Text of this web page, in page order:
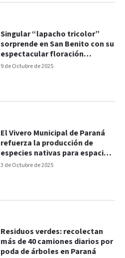
9 de Octubre de 2025
Singular “lapacho tricolor”
sorprende en San Benito con su
espectacular floración
combinada
3 de Octubre de 2025
El Vivero Municipal de Paraná
refuerza la producción de
especies nativas para espacios
verdes
Residuos verdes: recolectan
más de 40 camiones diarios por
poda de árboles en Paraná